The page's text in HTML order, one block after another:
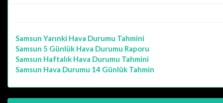
Samsun Yarınki Hava Durumu Tahmini
Samsun 5 Günlük Hava Durumu Raporu
Samsun Haftalık Hava Durumu Tahmini
Samsun Hava Durumu 14 Günlük Tahmin